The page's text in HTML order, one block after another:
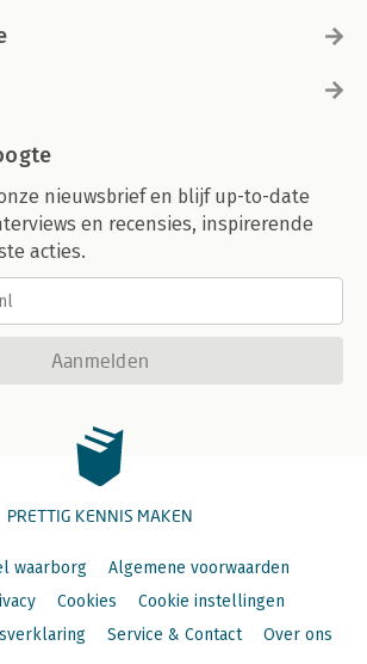
nieuwsbrief en blijf up-to-date
en recensies, inspirerende
acties.
Aanmelden
PRETTIG KENNIS MAKEN
waarborg
Algemene voorwaarden
Cookies
Cookie instellingen
Service & Contact Over ons